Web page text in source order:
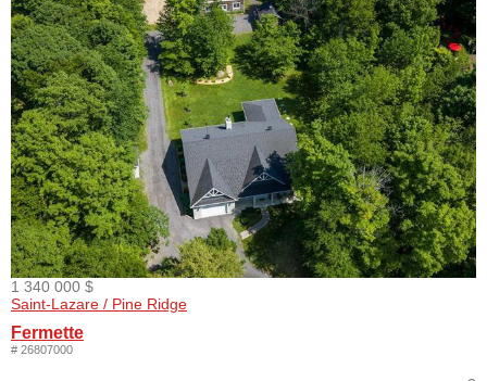
1 340 000 $
Saint-Lazare / Pine Ridge
Fermette
# 26807000